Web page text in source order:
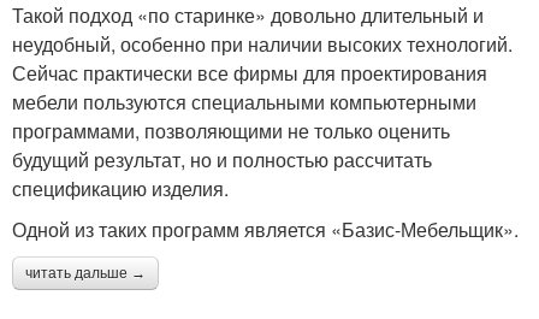
Такой подход «по старинке» довольно длительный и
неудобный, особенно при наличии высоких технологий.
Сейчас практически все фирмы для проектирования
мебели пользуются специальными компьютерными
программами, позволяющими не только оценить
будущий результат, но и полностью рассчитать
спецификацию изделия.
Одной из таких программ является «Базис-Мебельщик».
читать дальше →